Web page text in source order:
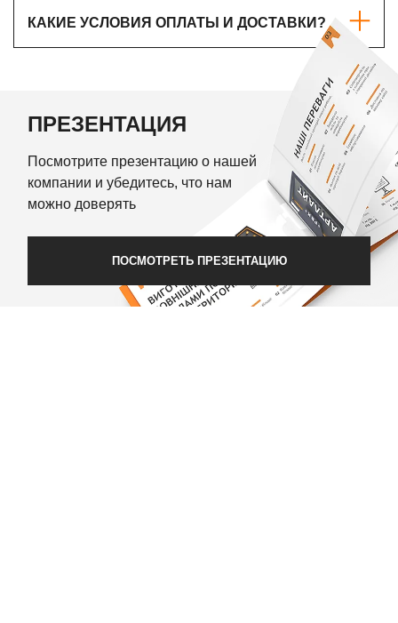
КАКИЕ УСЛОВИЯ ОПЛАТЫ И ДОСТАВКИ?
ПРЕЗЕНТАЦИЯ
Посмотрите презентацию о нашей
компании и убедитесь, что нам
можно доверять
ПОСМОТРЕТЬ ПРЕЗЕНТАЦИЮ